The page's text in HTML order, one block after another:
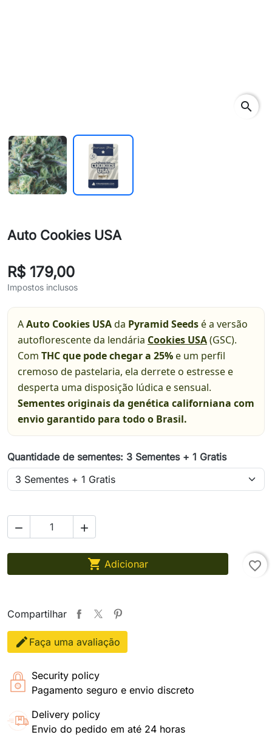
search
Auto Cookies USA
R$ 179,00
Impostos inclusos
AAuto Cookies USAda Pyramid Seedsé a versão
autoflorescente da lendária Cookies USA(GSC).
Com THC que pode chegar a 25%e um perfil
cremoso de pastelaria, ela derrete o estresse e
desperta uma disposição lúdica e sensual.
Sementes originais da genética californiana com
envio garantido para todo o Brasil.
Quantidade de sementes: 3 Sementes + 1 Gratis
 
 Adicionar favorite_border
Compartilhar
Faça uma avaliação
Security policy
Pagamento seguro e envio discreto
Delivery policy
Envio do pedido em até 24 horas